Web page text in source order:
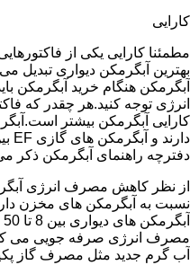
کارایی
مطمئنا کارایی یکی از
بهترین آبگرمکن دیواری تبدیل
انرژی توجه کنید.هر چقدر که
دفترچه راهنمای آبگرمکن ذکر
از نظر کاهش مصرف انرژی
نسبت به آبگرمکن های مخزن
مصرف انرژی صرفه جویی می
آب گرم جدید مثل مصرف گاز